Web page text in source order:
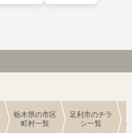
栃木県の市区
町村一覧
足利市のチラ
シ一覧